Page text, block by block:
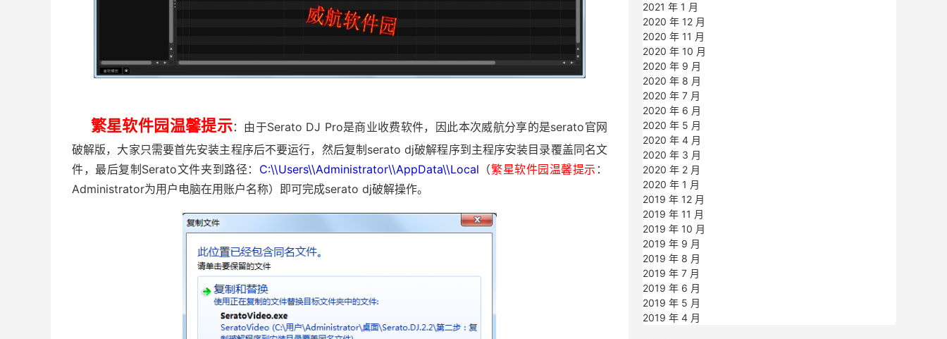
繁星软件园温馨提示：由于Serato DJ Pro是商业收费软件，因此本次威航分享的是serato官网
破解版，大家只需要首先安装主程序后不要运行，然后复制serato dj破解程序到主程序安装目录覆盖同名文
件，最后复制Serato文件夹到路径： C:\\Users\\Administrator\\AppData\\Local （繁星软件园温馨提示 ：
Administrator为用户电脑在用账户名称）即可完成serato dj破解操作。
2021 年 1 月
2020 年 12 月
2020 年 11 月
2020 年 10 月
2020 年 9 月
2020 年 8 月
2020 年 7 月
2020 年 6 月
2020 年 5 月
2020 年 4 月
2020 年 3 月
2020 年 2 月
2020 年 1 月
2019 年 12 月
2019 年 11 月
2019 年 10 月
2019 年 9 月
2019 年 8 月
2019 年 7 月
2019 年 6 月
2019 年 5 月
2019 年 4 月